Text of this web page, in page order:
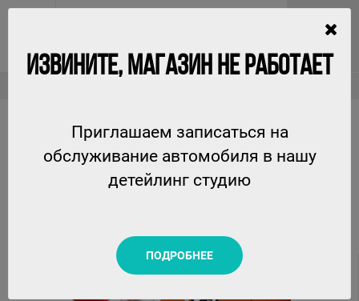
МНОГОФУНКЦИОНАЛЬНАЯ ПРИСАДКА ДЛЯ
БЕНЗИНА SGA A-PROHIM, SUPROTEC
ИЗВИНИТЕ, МАГАЗИН НЕ РАБОТАЕТ
Приглашаем записаться на
обслуживание автомобиля в нашу
детейлинг студию
ПОДРОБНЕЕ